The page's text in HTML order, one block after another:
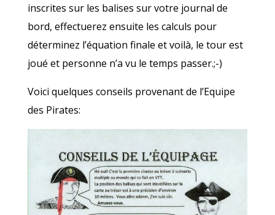
inscrites sur les balises sur votre journal de
bord, effectuerez ensuite les calculs pour
déterminez l’équation finale et voilà, le tour est
joué et personne n’a vu le temps passer.;-)
Voici quelques conseils provenant de l’Equipe
des Pirates: